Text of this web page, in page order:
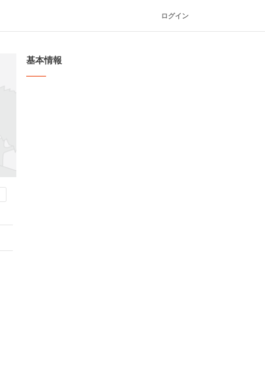
ログイン
基本情報